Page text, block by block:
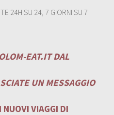
24H SU 24, 7 GIORNI SU 7
EAT.ITDAL
UN MESSAGGIO
NUOVI VIAGGI DI